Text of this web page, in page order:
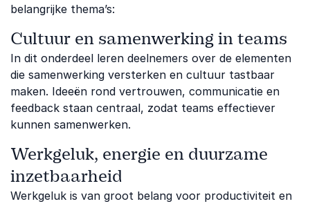
belangrijke thema’s:
Cultuur en samenwerking in teams
In dit onderdeel leren deelnemers over de elementen
die samenwerking versterken en cultuur tastbaar
maken. Ideeën rond vertrouwen, communicatie en
feedback staan centraal, zodat teams effectiever
kunnen samenwerken.
Werkgeluk, energie en duurzame
inzetbaarheid
Werkgeluk is van groot belang voor productiviteit en